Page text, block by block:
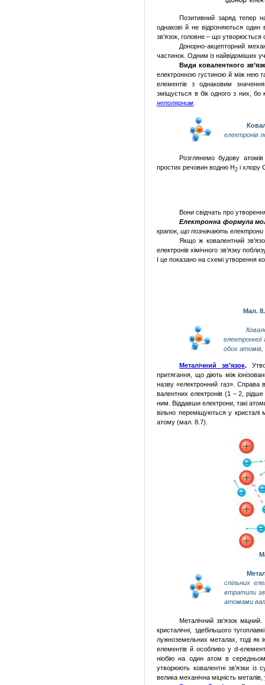
Позитивний заряд тепер
однакові й не відрізняються
зв’язок, головне – що утворюється
Донорно-акцепторний
частинок. Одним із найвідоміших
Види ковалентного
електронною густиною й між нею
елементів з однаковим
зміщується в бік одного з них,
неполярним
електронів
Розглянемо будову
простих речовин водню Н2 і хлору
Вони свідчать про
Електронна формула
крапок, що позначають електрони
Якщо ж ковалентний
електронів хімічного зв’язку
І це показано на схемі утворення
Мал.
електронної
обох
Металічний зв’язок.
притягання, що діють між
назву «електронний газ». Справа
валентних електронів (1 – 2,
ним. Віддавши електрони, такі
вільно переміщуються у
атому (мал. 8.7).
спільних
втратили
атомами
Металічний зв’язок
кристалічні, здебільшого
лужноземельних металах, тоді як
елементів й особливо уd-
ніобію на один атом в
утворюють ковалентні зв’язки
велика механічна міцність